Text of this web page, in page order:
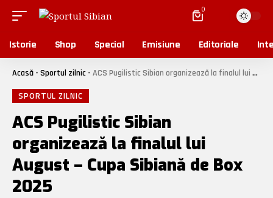
0
Istorie Shop Special Emisiune Editoriale
Acasă - Sportul zilnic - ACS Pugilistic Sibian organizează la finalul lui August – Cupa Sibiană de Box 2025
SPORTUL ZILNIC
ACS Pugilistic Sibian
organizează la finalul lui
August – Cupa Sibiană de Box
2025